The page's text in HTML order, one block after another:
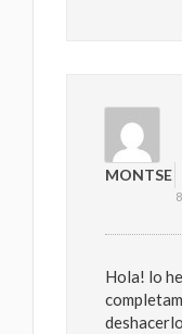
MONTSE
Hola! lo